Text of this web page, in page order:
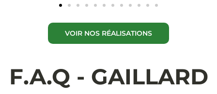
VOIR NOS RÉALISATIONS
F.A.Q - GAILLARD